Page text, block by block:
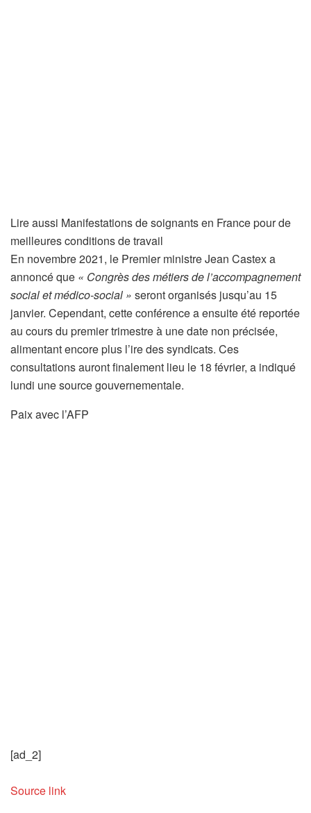
Lire aussi Manifestations de soignants en France pour de
meilleures conditions de travail
En novembre 2021, le Premier ministre Jean Castex a
annoncé que « Congrès des métiers de l’accompagnement
social et médico-social » seront organisés jusqu’au 15
janvier. Cependant, cette conférence a ensuite été reportée
au cours du premier trimestre à une date non précisée,
alimentant encore plus l’ire des syndicats. Ces
consultations auront finalement lieu le 18 février, a indiqué
lundi une source gouvernementale.
Paix avec l’AFP
[ad_2]
Source link